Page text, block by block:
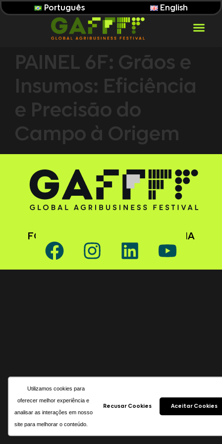
Utilizamos cookies para
oferecer melhor experiência e
analisar as interações em nosso
site para melhorar o conteúdo.
Recusar Cookies Aceitar Cookies
Português English
PAINEL 6F: Grãos e
Insumos: Eficiência
e Precisão do
Campo à Origem
FOLLOW GAFFFF ON SOCIAL MEDIA